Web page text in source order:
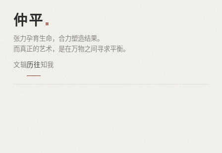
仲平
张力孕育生命，合力塑造结果。
而真正的艺术，是在万物之间寻求平衡。
文辑历往知我